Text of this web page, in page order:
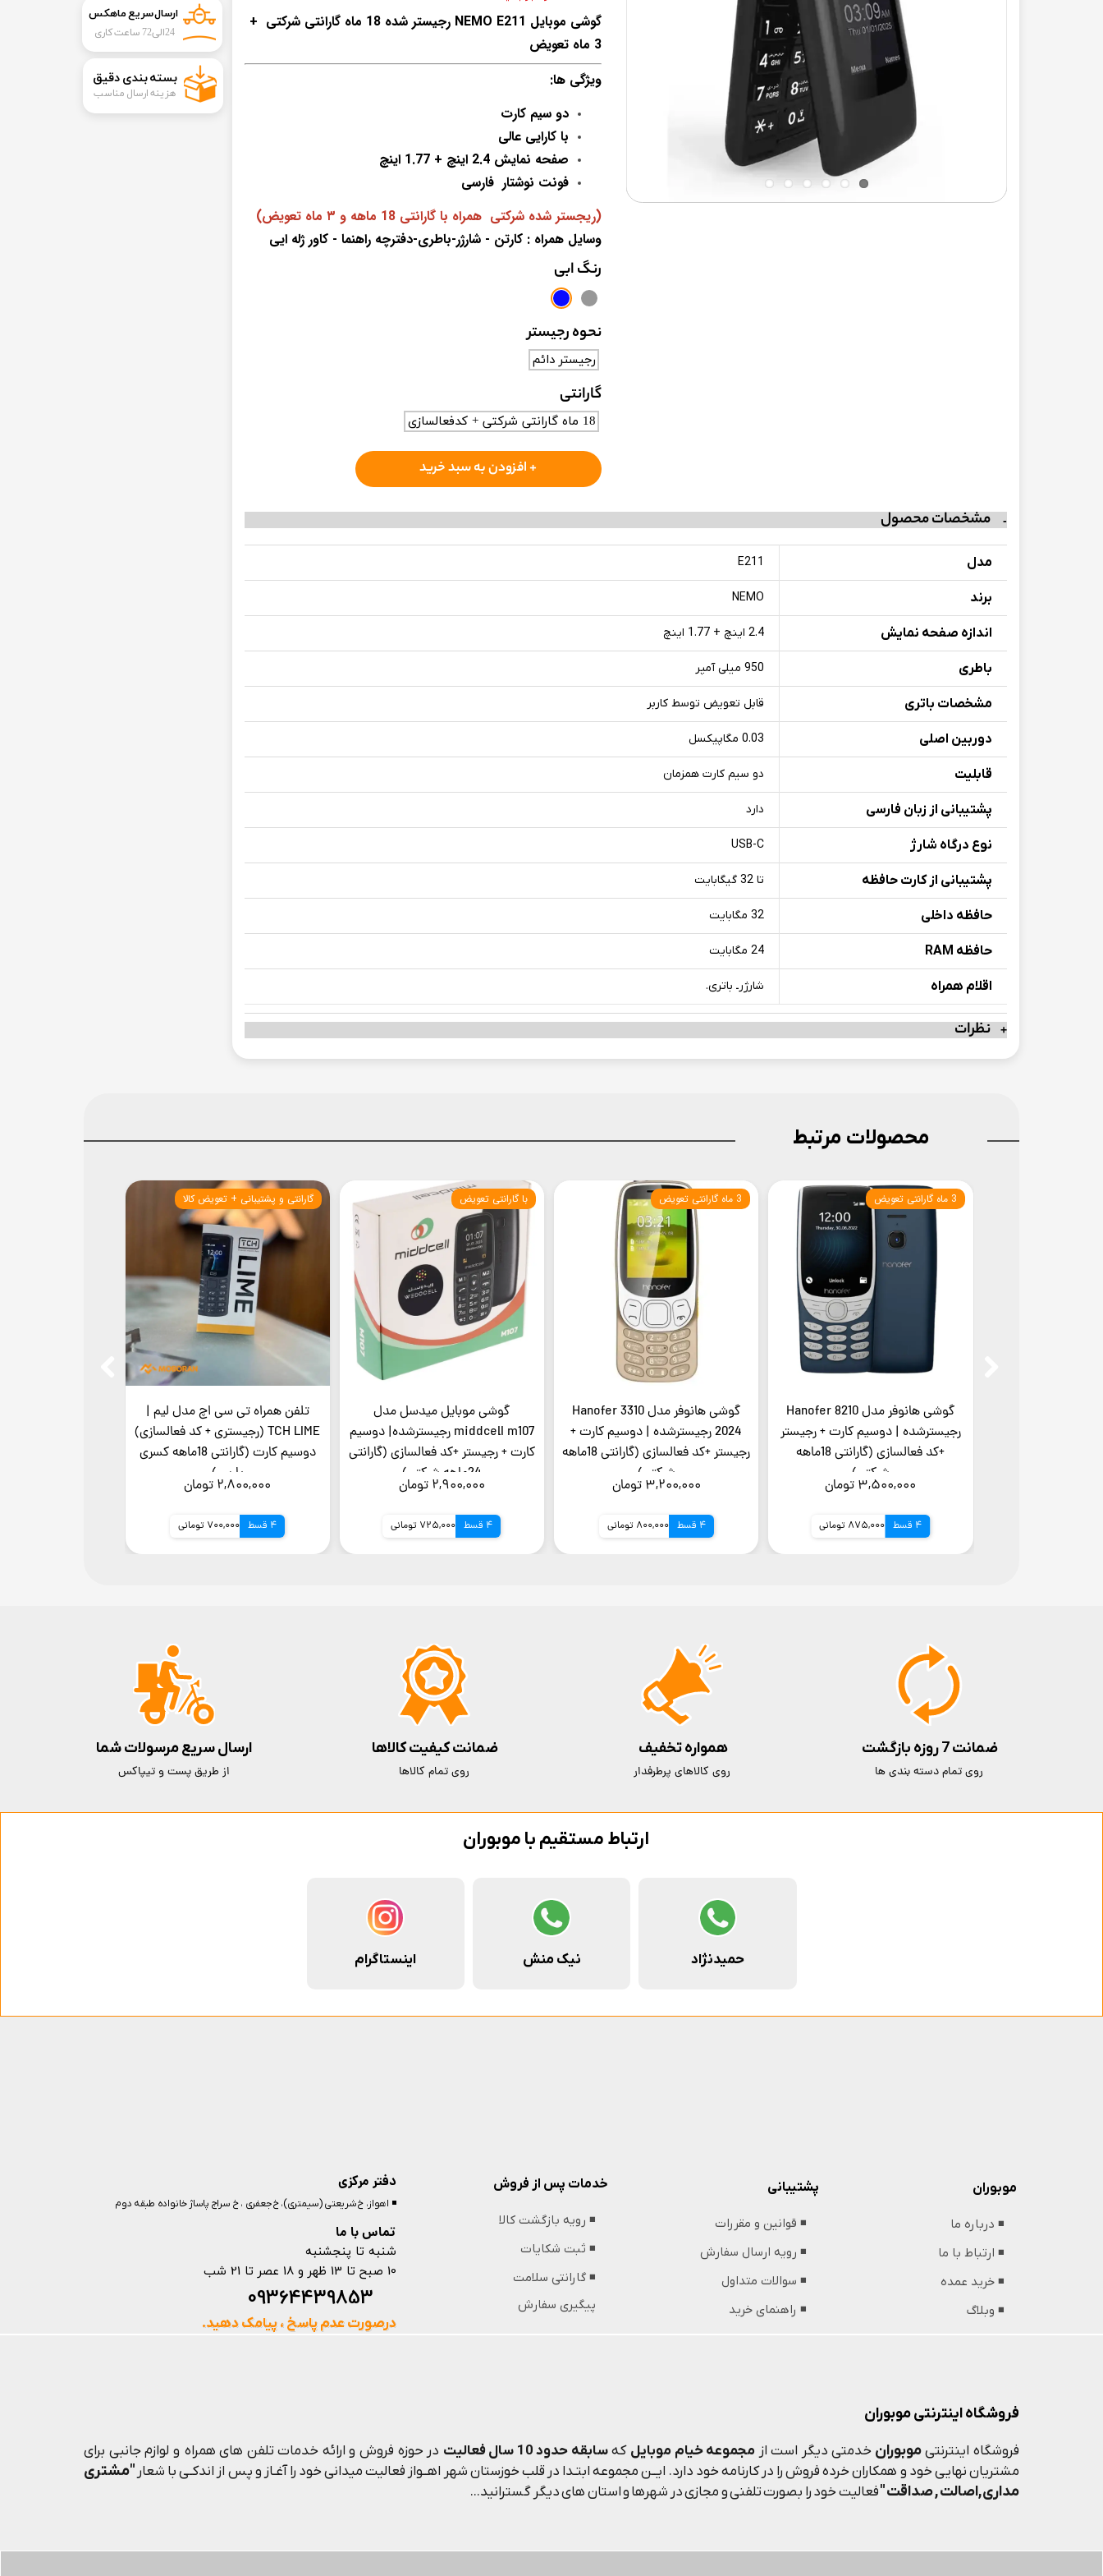
گوشی موبایل NEMO E211 رجیستر شده 18 ماه گارانتی شرکتی +
3 ماه تعویض
ویژگی ها:
دو سیم کارت
با کارایی عالی
صفحه نمایش 2.4 اینچ + 1.77 اینچ
فونت نوشتار فارسی
(ریجستر شده شرکتی همراه با گارانتی 18 ماهه و ۳ ماه تعویض)
وسایل همراه : کارتن - شارژر-باطری-دفترچه راهنما - کاور ژله ایی
رنگابی
نحوه رجیستر
رجیستر دائم
گارانتی
18 ماه گارانتی شرکتی + کدفعالسازی
+ افزودن به سبد خرید
مشخصات محصول
مدل E211
برند NEMO
اندازه صفحه نمایش 2.4 اینچ + 1.77 اینچ
باطری 950 میلی آمپر
مشخصات باتری قابل تعویض توسط کاربر
دوربین اصلی 0.03 مگاپیکسل
قابلیت دو سیم کارت همزمان
پشتیبانی از زبان فارسی دارد
نوع درگاه شارژ USB-C
پشتیبانی از کارت حافظه تا 32 گیگابایت
حافظه داخلی 32 مگابایت
حافظه RAM 24 مگابایت
اقلام همراه شارژرـ باتری.
نظرات
ارسال سریع ماهکس
24الی72 ساعت کاری
​بسته بندی دقیق​​​​​​​
هزینه ارسال مناسب
تلفن همراه تی سی اچ مدل لیم |
TCH LIME (رجیستری + کد فعالسازی)
دوسیم کارت (گارانتی 18ماهه کسری
پارس)
۲,۸۰۰,۰۰۰ تومان
4 قسط 700,000 تومانی
گارانتی و پشتیبانی + تعویض کالا
گوشی موبایل میدسل مدل
middcelI m107 رجیسترشده| دوسیم
کارت + رجیستر +کد فعالسازی (گارانتی
24ماهه شرکتی)
۲,۹۰۰,۰۰۰ تومان
4 قسط 725,000 تومانی
با گارانتی تعویض
گوشی هانوفر مدل Hanofer 3310
2024 رجیسترشده | دوسیم کارت +
رجیستر +کد فعالسازی (گارانتی 18ماهه
شرکتی)
۳,۲۰۰,۰۰۰ تومان
4 قسط 800,000 تومانی
3 ماه گارانتی تعویض
گوشی هانوفر مدل Hanofer 8210
رجیسترشده | دوسیم کارت + رجیستر
+کد فعالسازی (گارانتی 18ماهه
شرکتی)
۳,۵۰۰,۰۰۰ تومان
4 قسط 875,000 تومانی
3 ماه گارانتی تعویض
محصولات مرتبط
فروشگاه اینترنتی موبوران
فروشگاه اینترنتیموبوران خدمتی دیگر است از مجموعه خیام موبایل کهسابقه حدود 10 سال فعالیت
در حوزه فروش و ارائه خدمات تلفن های همراه و لوازم جانبی برای
مشتریان نهایی خود و همکاران خرده فروش را در کارنامه خود دارد. ایــن مجموعه ابتـدا در قلب خوزستان شهر اهــواز فعالیت میدانی خود را آغـاز و پس از اندکـی با شعار "مشتری
مداری,اصالت , صداقت "فعالیت خود را بصورت تلفنی و مجازی در شهرها و استان های دیگر گسترانید...
ارتباط مستقیم با موبوران
حمیدنژاد نیک منش اینستاگرام
ضمانت 7 روزه بازگشت
روی تمام دسته بندی ها
ارسال سریع مرسولات شما
از طریق پست و تیپاکس
ضمانت کیفیت کالاها
روی تمام کالاها
همواره تخفیف
روی کالاهای پرطرفدار
دفتر مرکزی
تماس با ما
◾️ اهواز، خ شریعتی (سیمتری)، خ جعفری ، خ سراج پاساژ خانواده طبقه دوم
شنبه تا پنجشنبه
10 صبح تا 13 ظهر و 18 عصر تا 21 شب
درصورت عدم پاسخ ، پیامک دهید.
پشتیبانی
◾️ قوانین و مقررات
◾️ رویه ارسال سفارش
◾️ سوالات متداول
◾️ راهنمای خرید
موبوران
◾️ درباره ما
◾️ ارتباط با ما
◾️ خرید عمده
◾️ وبلاگ
خدمات پس از فروش
◾️ رویه بازگشت کالا
◾️ ثبت شکایات
◾️ گارانتی سلامت
پیگیری سفارش